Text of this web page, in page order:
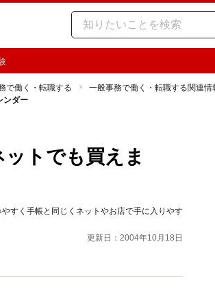
で働く・転職する
一般事務で働く・転職する関連情
ンダー
トでも買えま
すく手帳と同じくネットやお店で手に入りやす
更新日：2004年10月18日